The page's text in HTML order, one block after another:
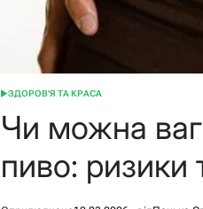
ОПУБЛІКУВАТИ
ЗДОРОВ'Я ТА КРАСА
Чи можна
пиво: ризики